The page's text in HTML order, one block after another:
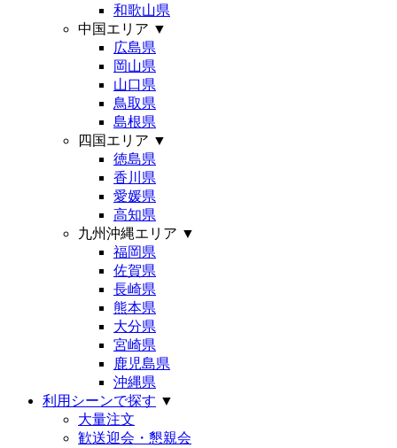
和歌山県
中国エリア ▼
広島県
岡山県
山口県
鳥取県
島根県
四国エリア ▼
徳島県
香川県
愛媛県
高知県
九州沖縄エリア ▼
福岡県
佐賀県
長崎県
熊本県
大分県
宮崎県
鹿児島県
沖縄県
利用シーンで探す ▼
大量注文
歓送迎会・懇親会